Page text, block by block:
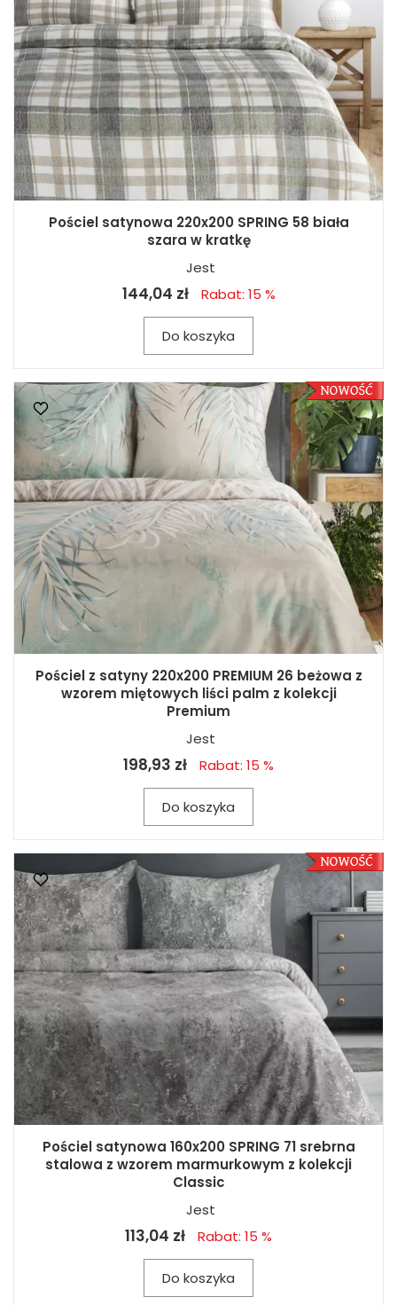
Pościel satynowa 220x200 SPRING 58 biała
szara w kratkę
Jest
144,04 zł Rabat: 15 %
Do koszyka
Pościel z satyny 220x200 PREMIUM 26 beżowa z
wzorem miętowych liści palm z kolekcji
Premium
Jest
198,93 zł Rabat: 15 %
Do koszyka
Pościel satynowa 160x200 SPRING 71 srebrna
stalowa z wzorem marmurkowym z kolekcji
Classic
Jest
113,04 zł Rabat: 15 %
Do koszyka